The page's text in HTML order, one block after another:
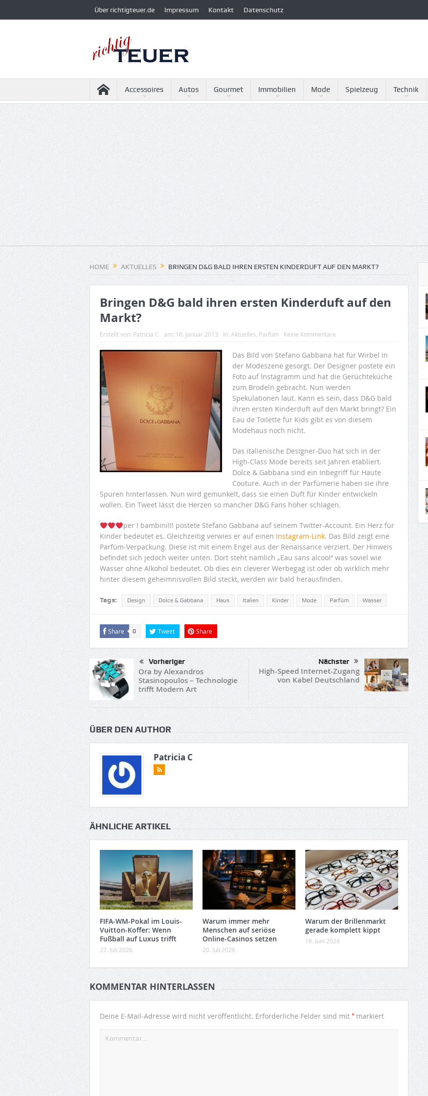
Über richtigteuer.de Impressum Kontakt Datenschutz
Accessoires Autos Gourmet Immobilien Mode Spielzeug Technik
HOME AKTUELLES BRINGEN D&G BALD IHREN ERSTEN KINDERDUFT AUF DEN MARKT?
Bringen D&G bald ihren ersten Kinderduft auf den
Markt?
Erstellt von: Patricia C am: 16. Januar 2013 In: Aktuelles Parfüm Keine Kommentare
Das Bild von Stefano Gabbana hat für Wirbel in
der Modeszene gesorgt. Der Designer postete ein
Foto auf Instagramm und hat die Gerüchteküche
zum Brodeln gebracht. Nun werden
Spekulationen laut. Kann es sein, dass D&G bald
ihren ersten Kinderduft auf den Markt bringt? Ein
Eau de Toilette für Kids gibt es von diesem
Modehaus noch nicht.
Das italienische Designer-Duo hat sich in der
High-Class Mode bereits seit Jahren etabliert.
Dolce & Gabbana sind ein Inbegriff für Haute
Couture. Auch in der Parfümerie haben sie ihre
Spuren hinterlassen. Nun wird gemunkelt, dass sie einen Duft für Kinder entwickeln
wollen. Ein Tweet lässt die Herzen so mancher D&G Fans höher schlagen.
per I bambini!!! postete Stefano Gabbana auf seinem Twitter-Account. Ein Herz für
Kinder bedeutet es. Gleichzeitig verwies er auf einen Instagram-Link. Das Bild zeigt eine
Parfüm-Verpackung. Diese ist mit einem Engel aus der Renaissance verziert. Der Hinweis
befindet sich jedoch weiter unten. Dort steht nämlich „Eau sans alcool“ was soviel wie
Wasser ohne Alkohol bedeutet. Ob dies ein cleverer Werbegag ist oder ob wirklich mehr
hinter diesem geheimnisvollen Bild steckt, werden wir bald herausfinden.
Tags: Design Dolce & Gabbana Haus Italien Kinder Mode Parfüm Wasser
Share 0 Tweet Share
Vorheriger
Ora by Alexandros
Stasinopoulos – Technologie
trifft Modern Art
Nächster
High-Speed Internet-Zugang
von Kabel Deutschland
ÜBER DEN AUTHOR
Patricia C
ÄHNLICHE ARTIKEL
FIFA-WM-Pokal im Louis-
Vuitton-Koffer: Wenn
Fußball auf Luxus trifft
27. Juli 2026
Warum immer mehr
Menschen auf seriöse
Online-Casinos setzen
20. Juli 2026
Warum der Brillenmarkt
gerade komplett kippt
16. Juni 2026
KOMMENTAR HINTERLASSEN
Deine E-Mail-Adresse wird nicht veröffentlicht. Erforderliche Felder sind mit * markiert